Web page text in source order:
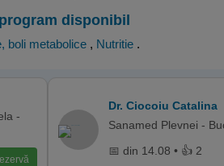
disponibil
boli metabolice , Nutritie .
-
Dr. Ciocoiu Catalina
Sanamed Plevnei -
📅 din 14.08 • 👍 2